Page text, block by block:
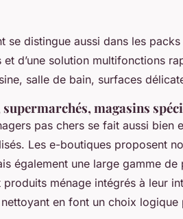
se distingue aussi dans les
et d’une solution multifonctions
salle de bain, surfaces
magasins
pas chers se fait aussi bien
Les e-boutiques proposent
également une large gamme
ménage intégrés à leur
en font un choix logique